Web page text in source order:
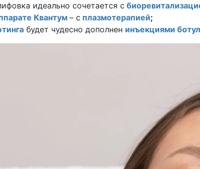
идеально сочетается с
Квантум– с плазмотерапией;
будет чудесно дополнен инъекциями